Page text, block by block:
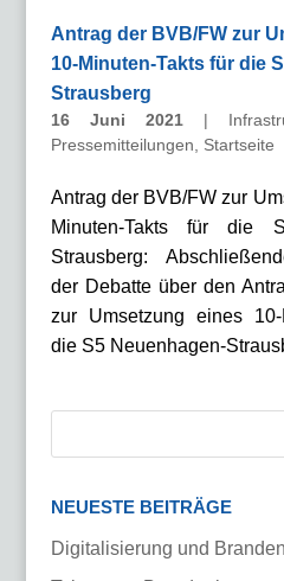
Antrag der BVB/FW zur
10-Minuten-Takts für die
Strausberg
16 Juni 2021|
Pressemitteilungen
Startseite
Antrag der BVB/FW zur
Minuten-Takts für die
Strausberg:
der Debatte über den
zur Umsetzung eines 10-
die S5 Neuenhagen-
NEUESTE BEITRÄGE
Digitalisierung und